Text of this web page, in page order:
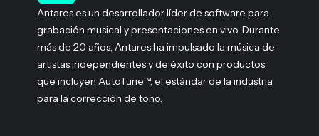
Antares es un desarrollador líder de software para
grabación musical y presentaciones en vivo. Durante
más de 20 años, Antares ha impulsado la música de
artistas independientes y de éxito con productos
que incluyen AutoTune™, el estándar de la industria
para la corrección de tono.